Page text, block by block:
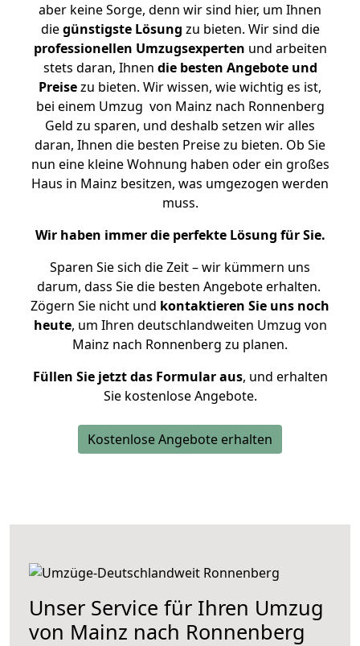
aber keine Sorge, denn wir sind hier, um Ihnen
diegünstigste Lösung zu bieten. Wir sind die
professionellen Umzugsexperten und arbeiten
stets daran, Ihnen die besten Angebote und
Preisezu bieten. Wir wissen, wie wichtig es ist,
bei einem Umzug von Mainz nach Ronnenberg
Geld zu sparen, und deshalb setzen wir alles
daran, Ihnen die besten Preise zu bieten. Ob Sie
nun eine kleine Wohnung haben oder ein großes
Haus in Mainz besitzen, was umgezogen werden
muss.
Wir haben immer die perfekte Lösung für Sie.
Sparen Sie sich die Zeit – wir kümmern uns
darum, dass Sie die besten Angebote erhalten.
Zögern Sie nicht und kontaktieren Sie uns noch
heute, um Ihren deutschlandweiten Umzug von
Mainz nach Ronnenberg zu planen.
Füllen Sie jetzt das Formular aus, und erhalten
Sie kostenlose Angebote.
Kostenlose Angebote erhalten
Unser Service für Ihren Umzug
von Mainz nach Ronnenberg